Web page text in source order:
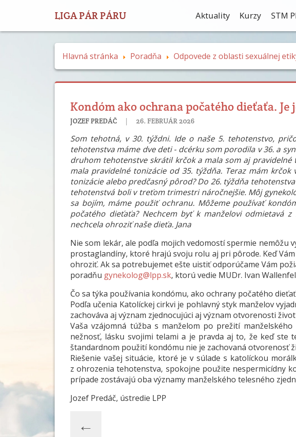
LIGA PÁR PÁRU Aktuality Kurzy STM
Hlavná stránka Poradňa Odpovede z oblasti sexuálnej
Kondóm ako ochrana počatého dieťaťa. Je
JOZEF PREDÁČ |26. FEBRUÁR 2026
Som tehotná, v 30. týždni. Ide o naše 5. tehotenstvo,
tehotenstva máme dve deti - dcérku som porodila v 36. a
druhom tehotenstve skrátil krčok a mala som aj
mala pravidelné tonizácie od 35. týždňa. Teraz mám
tonizácie alebo predčasný pôrod? Do 26. týždňa
tehotenstvá boli v treťom trimestri náročnejšie. Môj
sa bojím, máme použiť ochranu. Môžeme používať
počatého dieťaťa? Nechcem byť k manželovi odmietavá
nechcela ohroziť naše dieťa. Jana
Nie som lekár, ale podľa mojich vedomostí spermie nemôžu
prostaglandíny, ktoré hrajú svoju rolu aj pri pôrode. Keď
ohroziť. Ak sa potrebujemet ešte uistiť odporúčame Vám
poradňu gynekolog@lpp.sk, ktorú vedie MUDr. Ivan
Čo sa týka používania kondómu, ako ochrany počatého
Podľa učenia Katolíckej cirkvi je pohlavný styk manželov
zachováva aj význam zjednocujúci aj význam otvorenosti
Vaša vzájomná túžba s manželom po prežití
nežnosť, lásku svojimi telami a je pravda aj to, že keď ste
štandardnom použití kondómu nie je zachovaná otvorenosť
Riešenie vašej situácie, ktoré je v súlade s katolíckou
z ohrozenia tehotenstva, spokojne použite nespermicídny
prípade zostávajú oba významy manželského telesného
Jozef Predáč, ústredie LPP
←